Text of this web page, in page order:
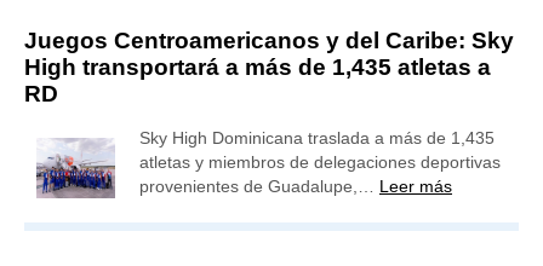
Juegos Centroamericanos y del Caribe: Sky
High transportará a más de 1,435 atletas a
RD
Sky High Dominicana traslada a más de 1,435
atletas y miembros de delegaciones deportivas
provenientes de Guadalupe,… Leer más